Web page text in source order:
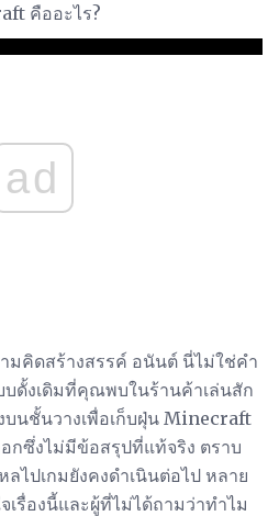
คืออะไร?
ad
มคิดสร้างสรรค์ อนันต์ นี่ไม่ใช่คำ
ดั้งเดิมที่คุณพบในร้านค้าเล่นสัก
นชั้นวางเพื่อเก็บฝุ่น Minecraft
กซึ่งไม่มีข้อสรุปที่แท้จริง ตราบ
ไปเกมยังคงดำเนินต่อไป หลาย
รื่องนี้และผู้ที่ไม่ได้ถามว่าทำไม